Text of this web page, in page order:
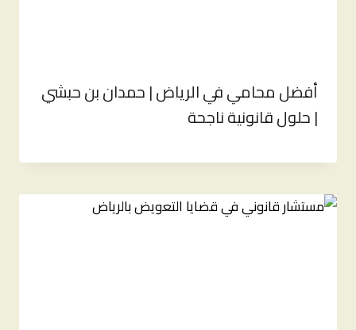
أفضل محامي في الرياض | حمدان بن حبشي
| حلول قانونية ناجحة